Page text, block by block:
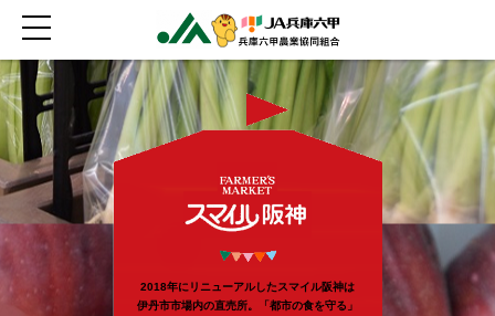
2018年にリニューアルしたスマイル阪神は
伊丹市市場内の直売所。「都市の食を守る」